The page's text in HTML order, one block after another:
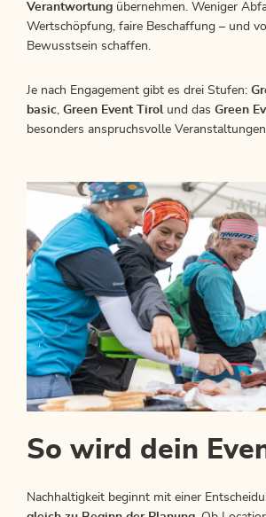
Verantwortung übernehmen. Weniger
Wertschöpfung, faire Beschaffung – und
Bewusstsein schaffen.
Je nach Engagement gibt es drei Stufen:
basic, Green Event Tirolund das Green
besonders anspruchsvolle
So wird dein
Nachhaltigkeit beginnt mit einer